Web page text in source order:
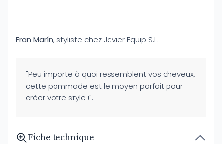
Fran Marín, styliste chez Javier Equip S.L.
"Peu importe à quoi ressemblent vos cheveux,
cette pommade est le moyen parfait pour
créer votre style !".
Fiche technique